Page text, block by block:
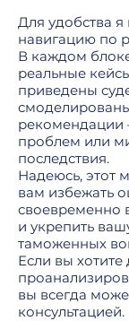
Для удобства
навигацию по
В каждом
реальные
приведены
рекомендации
проблем или
последствия.
Надеюсь, этот
вам избежать
своевременно
и укрепить
таможенных
Если вы
вы всегда
консультацией.